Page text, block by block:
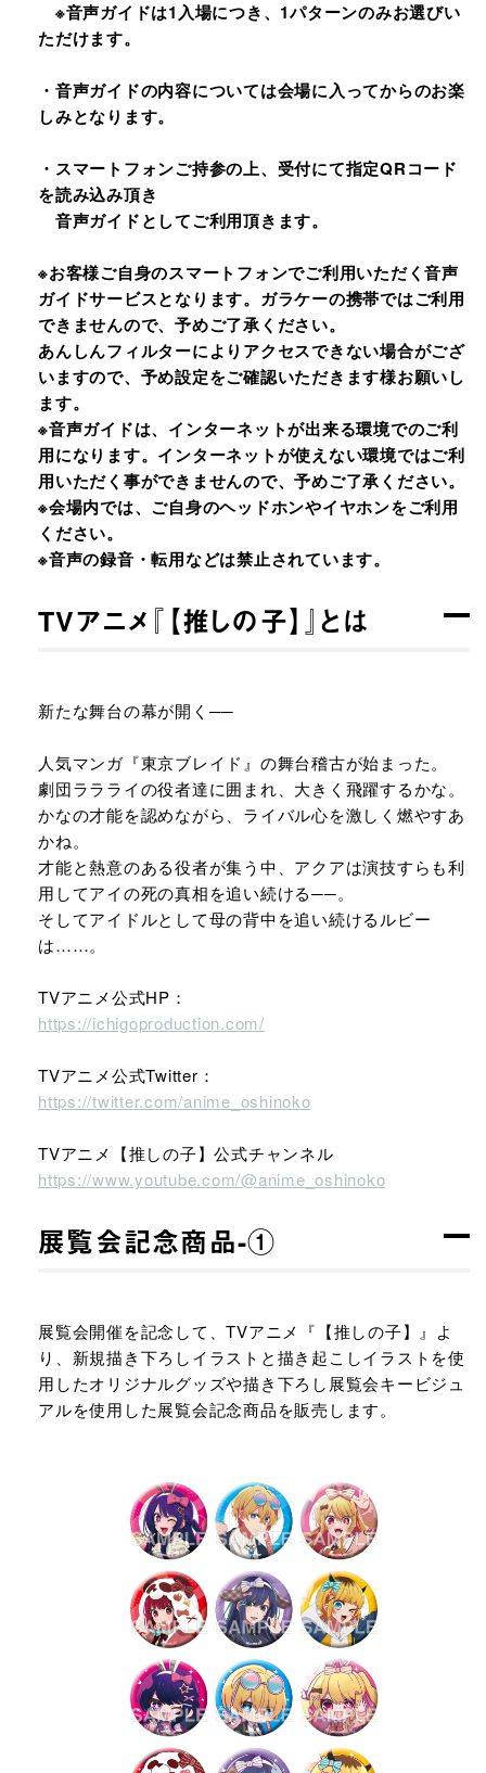
※音声ガイドは1入場につき、1パターンのみお選びい
ただけます。
・音声ガイドの内容については会場に入ってからのお楽
しみとなります。
・スマートフォンご持参の上、受付にて指定QRコード
を読み込み頂き
音声ガイドとしてご利用頂きます。
※お客様ご自身のスマートフォンでご利用いただく音声
ガイドサービスとなります。ガラケーの携帯ではご利用
できませんので、予めご了承ください。
あんしんフィルターによりアクセスできない場合がござ
いますので、予め設定をご確認いただきます様お願いし
ます。
※音声ガイドは、インターネットが出来る環境でのご利
用になります。インターネットが使えない環境ではご利
用いただく事ができませんので、予めご了承ください。
※会場内では、ご自身のヘッドホンやイヤホンをご利用
ください。
※音声の録音・転用などは禁止されています。
TVアニメ『【推しの子】』とは
新たな舞台の幕が開く──
人気マンガ『東京ブレイド』の舞台稽古が始まった。
劇団ララライの役者達に囲まれ、大きく飛躍するかな。
かなの才能を認めながら、ライバル心を激しく燃やすあ
かね。
才能と熱意のある役者が集う中、アクアは演技すらも利
用してアイの死の真相を追い続ける──。
そしてアイドルとして母の背中を追い続けるルビー
は……。
TVアニメ公式HP：
https://ichigoproduction.com/
TVアニメ公式Twitter：
https://twitter.com/anime_oshinoko
TVアニメ【推しの子】公式チャンネル
https://www.youtube.com/@anime_oshinoko
展覧会記念商品-①
展覧会開催を記念して、TVアニメ『【推しの子】』よ
り、新規描き下ろしイラストと描き起こしイラストを使
用したオリジナルグッズや描き下ろし展覧会キービジュ
アルを使用した展覧会記念商品を販売します。